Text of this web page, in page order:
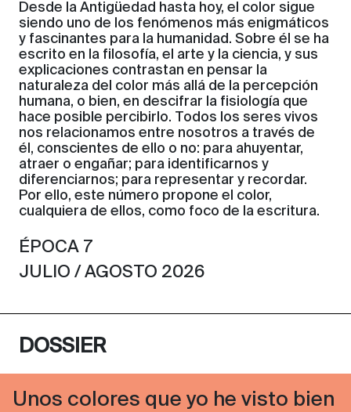
Desde la Antigüedad hasta hoy, el color sigue
siendo uno de los fenómenos más enigmáticos
y fascinantes para la humanidad. Sobre él se ha
escrito en la filosofía, el arte y la ciencia, y sus
explicaciones contrastan en pensar la
naturaleza del color más allá de la percepción
humana, o bien, en descifrar la fisiología que
hace posible percibirlo. Todos los seres vivos
nos relacionamos entre nosotros a través de
él, conscientes de ello o no: para ahuyentar,
atraer o engañar; para identificarnos y
diferenciarnos; para representar y recordar.
Por ello, este número propone el color,
cualquiera de ellos, como foco de la escritura.
ÉPOCA 7
JULIO / AGOSTO 2026
DOSSIER
Unos colores que yo he visto bien